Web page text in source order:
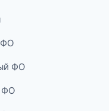
ФО
ФО
ФО